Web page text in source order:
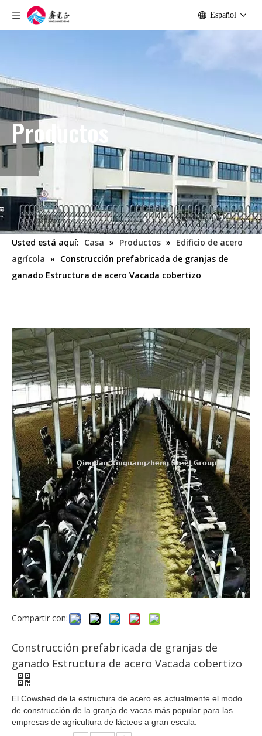
Español
Productos
Usted está aquí: Casa » Productos » Edificio de acero
agrícola » Construcción prefabricada de granjas de
ganado Estructura de acero Vacada cobertizo
Compartir con:
Construcción prefabricada de granjas de
ganado Estructura de acero Vacada cobertizo
El Cowshed de la estructura de acero es actualmente el modo
de construcción de la granja de vacas más popular para las
empresas de agricultura de lácteos a gran escala.